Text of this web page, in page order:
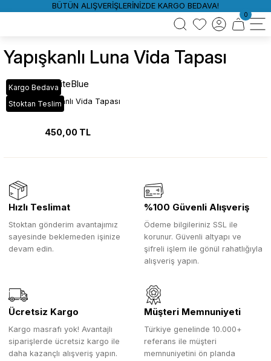
BÜTÜN ALIŞVERİŞLERİNİZDE KARGO BEDAVA!
0
Yapışkanlı Luna Vida Tapası
Kargo Bedava
Stoktan Teslim
WhiteBlue
Luna Yapışkanlı Vida Tapası
450,00 TL
Hızlı Teslimat
Stoktan gönderim avantajımız
sayesinde beklemeden işinize
devam edin.
%100 Güvenli Alışveriş
Ödeme bilgileriniz SSL ile
korunur. Güvenli altyapı ve
şifreli işlem ile gönül rahatlığıyla
alışveriş yapın.
Ücretsiz Kargo
Kargo masrafı yok! Avantajlı
siparişlerde ücretsiz kargo ile
daha kazançlı alışveriş yapın.
Müşteri Memnuniyeti
Türkiye genelinde 10.000+
referans ile müşteri
memnuniyetini ön planda